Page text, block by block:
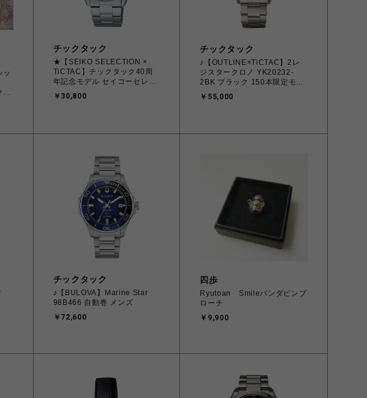
チックタック
★【SEIKO SELECTION ×
TiCTAC】チックタック40周
年記念モデル セイコーセレク
クオーツ メンズ
￥30,800
チックタック
♪【OUTLINE×TiCTAC】2レ
ジスタークロノ YK20232-
2BK ブラック 150本限定モデ
￥55,000
チックタック
♪【BULOVA】Marine Star
98B466 自動巻 メンズ
￥72,600
四歩
Ryutoan Smileパンダピンブ
ローチ
￥9,900